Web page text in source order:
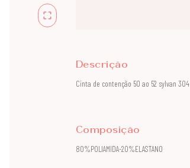
Descrição
Cinta de contenção 50 ao 52 sylvan 304
Composição
80%POLIAMIDA-20%ELASTANO